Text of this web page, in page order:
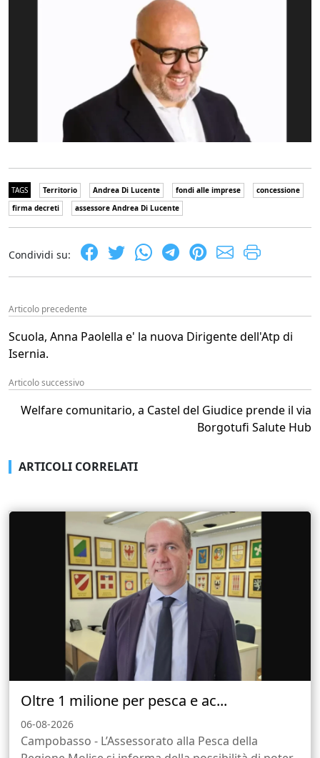
TAGS Territorio Andrea Di Lucente fondi alle imprese
concessione
firma decreti
assessore Andrea Di Lucente
Condividi su:
Articolo precedente
Scuola, Anna Paolella e' la nuova Dirigente dell'Atp di
Isernia.
Articolo successivo
Welfare comunitario, a Castel del Giudice prende il via
Borgotufi Salute Hub
ARTICOLI CORRELATI
Oltre 1 milione per pesca e ac...
06-08-2026
Campobasso - L’Assessorato alla Pesca della